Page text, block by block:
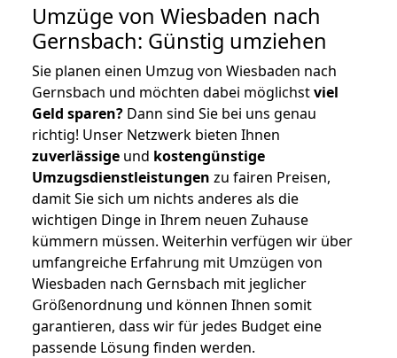
Umzüge von Wiesbaden nach
Gernsbach: Günstig umziehen
Sie planen einen Umzug von Wiesbaden nach
Gernsbach und möchten dabei möglichstviel
Geld sparen? Dann sind Sie bei uns genau
richtig! Unser Netzwerk bieten Ihnen
zuverlässige und kostengünstige
Umzugsdienstleistungen zu fairen Preisen,
damit Sie sich um nichts anderes als die
wichtigen Dinge in Ihrem neuen Zuhause
kümmern müssen. Weiterhin verfügen wir über
umfangreiche Erfahrung mit Umzügen von
Wiesbaden nach Gernsbach mit jeglicher
Größenordnung und können Ihnen somit
garantieren, dass wir für jedes Budget eine
passende Lösung finden werden.